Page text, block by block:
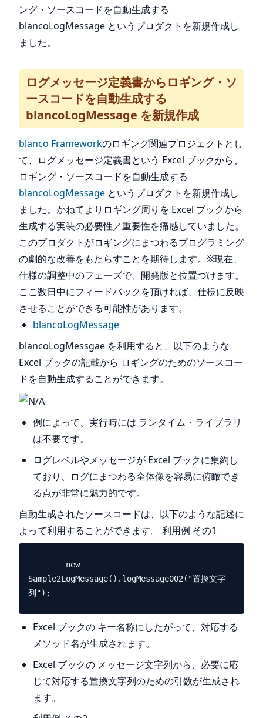
ング・ソースコードを自動生成する
blancoLogMessage というプロダクトを新規作成し
ました。
ログメッセージ定義書からロギング・ソ
ースコードを自動生成する
blancoLogMessage を新規作成
blanco Frameworkのロギング関連プロジェクトとし
て、ログメッセージ定義書という Excel ブックから、
ロギング・ソースコードを自動生成する
blancoLogMessage というプロダクトを新規作成し
ました。かねてよりロギング周りを Excel ブックから
生成する実装の必要性／重要性を痛感していました。
このプロダクトがロギングにまつわるプログラミング
の劇的な改善をもたらすことを期待します。※現在、
仕様の調整中のフェーズで、開発版と位置づけます。
ここ数日中にフィードバックを頂ければ、仕様に反映
させることができる可能性があります。
blancoLogMessage
blancoLogMessgae を利用すると、以下のような
Excel ブックの記載から ロギングのためのソースコー
ドを自動生成することができます。
例によって、実行時には ランタイム・ライブラリ
は不要です。
ログレベルやメッセージが Excel ブックに集約し
ており、ログにまつわる全体像を容易に俯瞰でき
る点が非常に魅力的です。
自動生成されたソースコードは、以下のような記述に
よって利用することができます。 利用例 その1
Sample2LogMessage().logMessage002("置換文字
Excel ブックの キー名称にしたがって、対応する
メソッド名が生成されます。
Excel ブックの メッセージ文字列から、必要に応
じて対応する置換文字列のための引数が生成され
ます。